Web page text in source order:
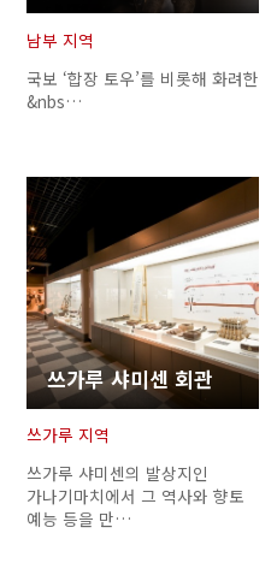
남부 지역
국보 ‘합장 토우’를 비롯해 화려한
&nbs…
쓰가루 샤미센 회관
쓰가루 지역
쓰가루 샤미센의 발상지인
가나기마치에서 그 역사와 향토
예능 등을 만…
링크 복